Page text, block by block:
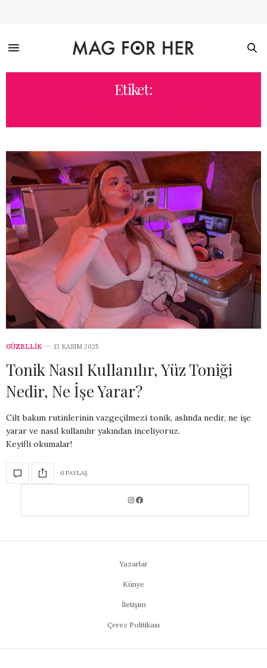
Etiket:
GÜZELLİK 13 KASIM 2025
Tonik Nasıl Kullanılır, Yüz Toniği
Nedir, Ne İşe Yarar?
Cilt bakım rutinlerinin vazgeçilmezi tonik, aslında nedir, ne işe
yarar ve nasıl kullanılır yakından inceliyoruz.
Keyifli okumalar!
0 PAYLAŞ
Yazarlar
Künye
İletişim
Çerez Politikası